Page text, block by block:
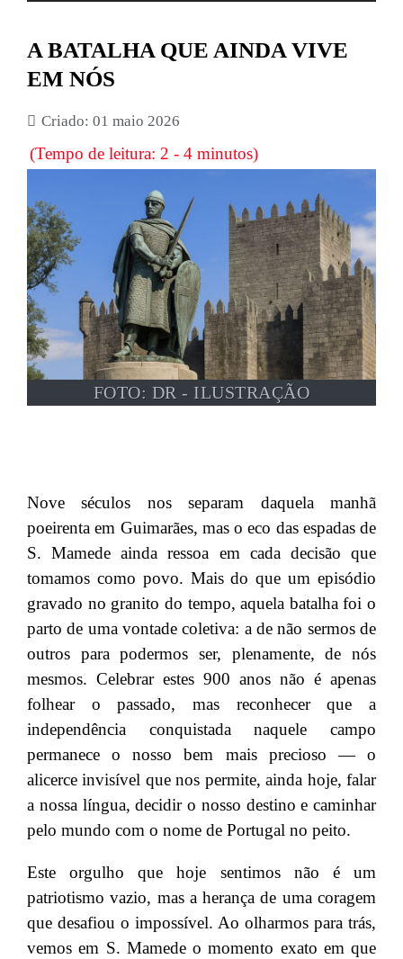
A BATALHA QUE AINDA VIVE
EM NÓS
Criado: 01 maio 2026
(Tempo de leitura: 2 - 4 minutos)
FOTO: DR - ILUSTRAÇÃO
Nove séculos nos separam daquela manhã
poeirenta em Guimarães, mas o eco das espadas de
S. Mamede ainda ressoa em cada decisão que
tomamos como povo. Mais do que um episódio
gravado no granito do tempo, aquela batalha foi o
parto de uma vontade coletiva: a de não sermos de
outros para podermos ser, plenamente, de nós
mesmos. Celebrar estes 900 anos não é apenas
folhear o passado, mas reconhecer que a
independência conquistada naquele campo
permanece o nosso bem mais precioso — o
alicerce invisível que nos permite, ainda hoje, falar
a nossa língua, decidir o nosso destino e caminhar
pelo mundo com o nome de Portugal no peito.
Este orgulho que hoje sentimos não é um
patriotismo vazio, mas a herança de uma coragem
que desafiou o impossível. Ao olharmos para trás,
vemos em S. Mamede o momento exato em que